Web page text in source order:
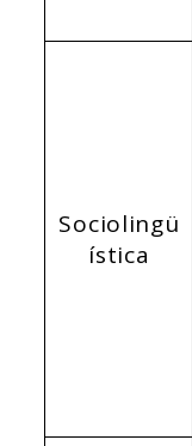
Sociolingü
ística